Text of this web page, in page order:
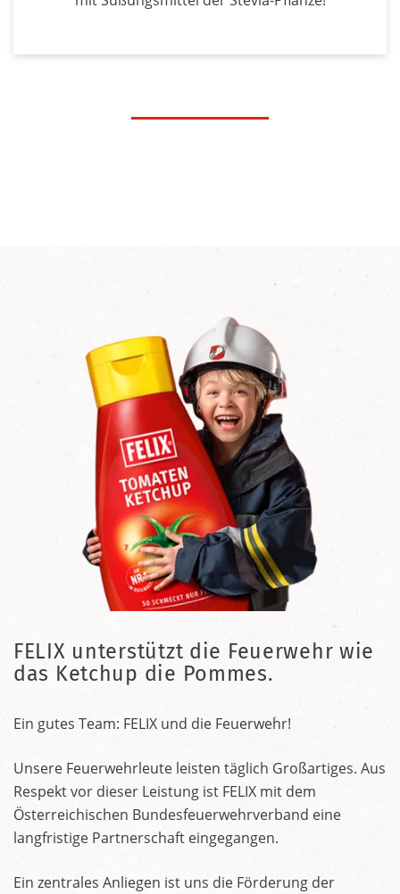
FELIX unterstützt die Feuerwehr wie
das Ketchup die Pommes.
Ein gutes Team: FELIX und die Feuerwehr!
Unsere Feuerwehrleute leisten täglich Großartiges. Aus
Respekt vor dieser Leistung ist FELIX mit dem
Österreichischen Bundesfeuerwehrverband eine
langfristige Partnerschaft eingegangen.
Ein zentrales Anliegen ist uns die Förderung der